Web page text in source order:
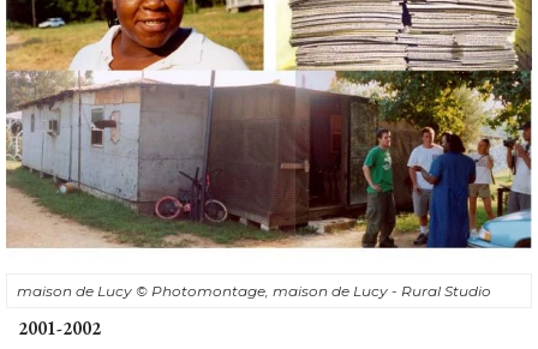
maison de Lucy © Photomontage, maison de Lucy - Rural Studio
2001-2002